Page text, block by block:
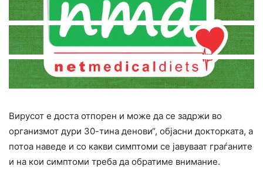
Вирусот е доста отпорен и може да се задржи во
организмот дури 30-тина денови“, објасни докторката, а
потоа наведе и со какви симптоми се јавуваат граѓаните
и на кои симптоми треба да обратиме внимание.